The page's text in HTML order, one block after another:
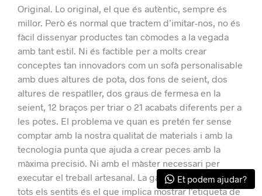
Original. Lo original, el que és autèntic, sempre és
millor. Però és normal que tractem d’imitar-nos, no és
fàcil dissenyar productes tan còmodes a la vegada
amb tant estil. Ni és factible per a molts crear
conceptes tan innovadors com un sofà personalisable
amb dues altures de pota, dos fons de seient, dos
altures de respatller, dos graus de fermesa en la
seient, 12 braços per triar o 21 acabats diferents per a
les potes. El problema ve quan es pretén fer sense
comptar amb la nostra qualitat de materials i amb la
tecnologia punta que ajuda a crear peces amb la
màxima precisió. Ni amb el màster necessari per
executar el treball artesanal. La garantia en el millor en
tots els sentits és el que implica mostrar l’etiqueta de
Et podem ajudar?